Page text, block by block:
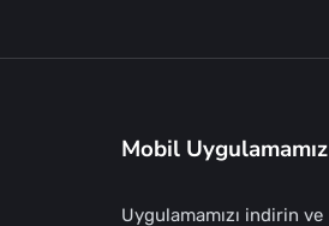
Mobil Uygulamamız
Uygulamamızı indirin ve